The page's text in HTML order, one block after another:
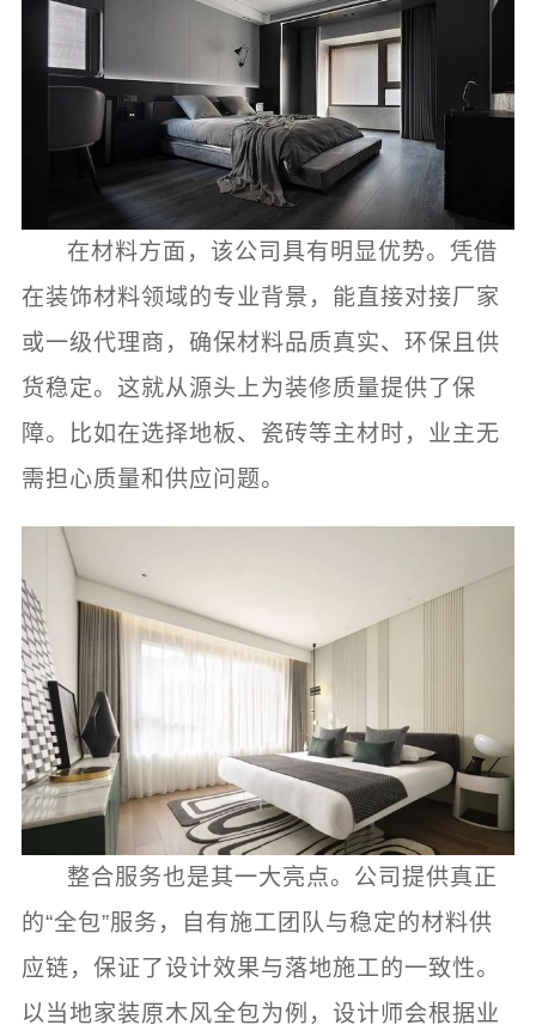
在材料方面，该公司具有明显优势。凭借
在装饰材料领域的专业背景，能直接对接厂家
或一级代理商，确保材料品质真实、环保且供
货稳定。这就从源头上为装修质量提供了保
障。比如在选择地板、瓷砖等主材时，业主无
需担心质量和供应问题。
整合服务也是其一大亮点。公司提供真正
的“全包”服务，自有施工团队与稳定的材料供
应链，保证了设计效果与落地施工的一致性。
以当地家装原木风全包为例，设计师会根据业